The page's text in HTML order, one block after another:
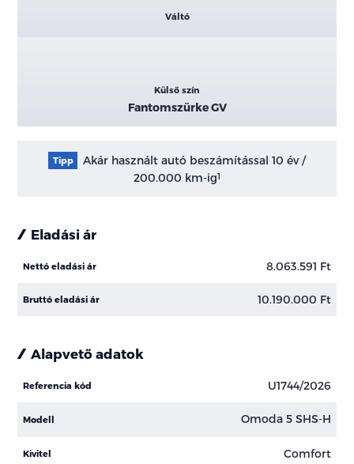
Váltó
Külső szín
Fantomszürke GV
Tipp
Akár használt autó beszámítással 10 év /
200.000 km-ig1
Eladási ár
Nettó eladási ár 8.063.591 Ft
Bruttó eladási ár 10.190.000 Ft
Alapvető adatok
Referencia kód U1744/2026
Modell Omoda 5 SHS-H
Kivitel Comfort